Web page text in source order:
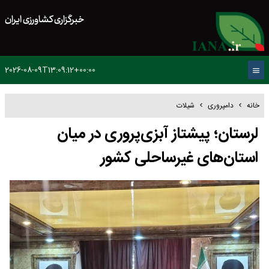
خبرگزاری کشاورزی ایران
2026-08-09T13:09:12+00:00
خانه دامپروری شیلات
لرستان؛ پیشتاز آبزی‌پروری در میان
استان‌های غیرساحلی کشور